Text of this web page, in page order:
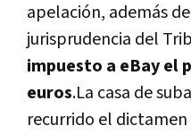
apelación, además
jurisprudencia del
impuesto a eBay el
euros.La casa de
recurrido el